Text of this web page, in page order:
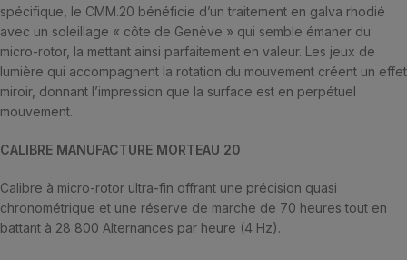
spécifique, le CMM.20 bénéficie d’un traitement en galva rhodié
avec un soleillage « côte de Genève » qui semble émaner du
micro-rotor, la mettant ainsi parfaitement en valeur. Les jeux de
lumière qui accompagnent la rotation du mouvement créent un effet
miroir, donnant l’impression que la surface est en perpétuel
mouvement.
CALIBRE MANUFACTURE MORTEAU 20
Calibre à micro-rotor ultra-fin offrant une précision quasi
chronométrique et une réserve de marche de 70 heures tout en
battant à 28 800 Alternances par heure (4 Hz).